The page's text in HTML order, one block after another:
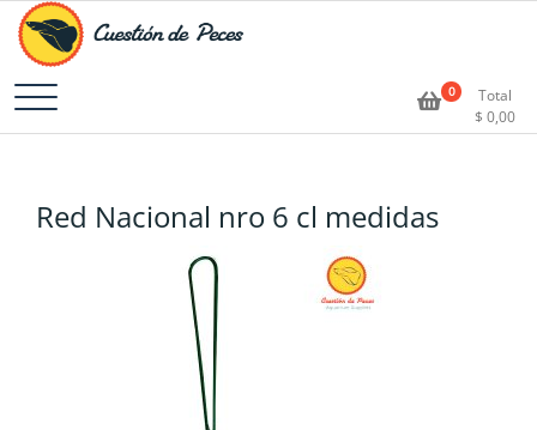
Cuestión de Peces –
Aquarium Supplies
Accesorios e Insumos Para Acuarismo 0
Total
$ 0,00
Red Nacional nro 6 cl medidas